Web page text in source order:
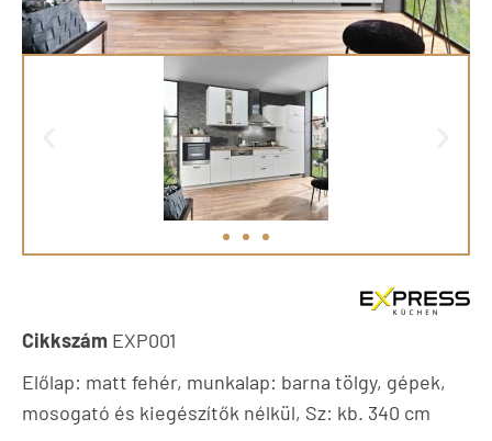
Cikkszám EXP001
Előlap: matt fehér, munkalap: barna tölgy, gépek,
mosogató és kiegészítők nélkül, Sz: kb. 340 cm